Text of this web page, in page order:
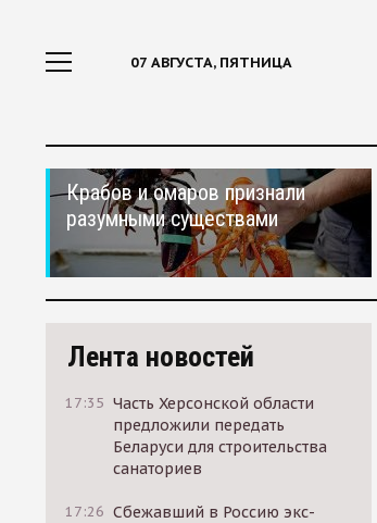
07 АВГУСТА, ПЯТНИЦА
Крабов и омаров признали
разумными существами
Лента новостей
17:35 Часть Херсонской области
предложили передать
Беларуси для строительства
санаториев
17:26 Сбежавший в Россию экс-